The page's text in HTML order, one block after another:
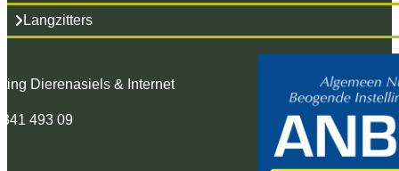
Langzitters
Dierenasiels & Internet
493 09